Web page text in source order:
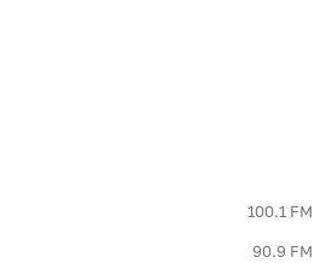
100.1 FM
90.9 FM